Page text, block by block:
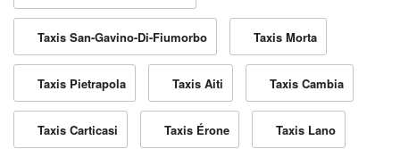
Taxis San-Gavino-Di-Fiumorbo Taxis Morta
Taxis Pietrapola Taxis Aiti Taxis Cambia
Taxis Carticasi Taxis Érone Taxis Lano